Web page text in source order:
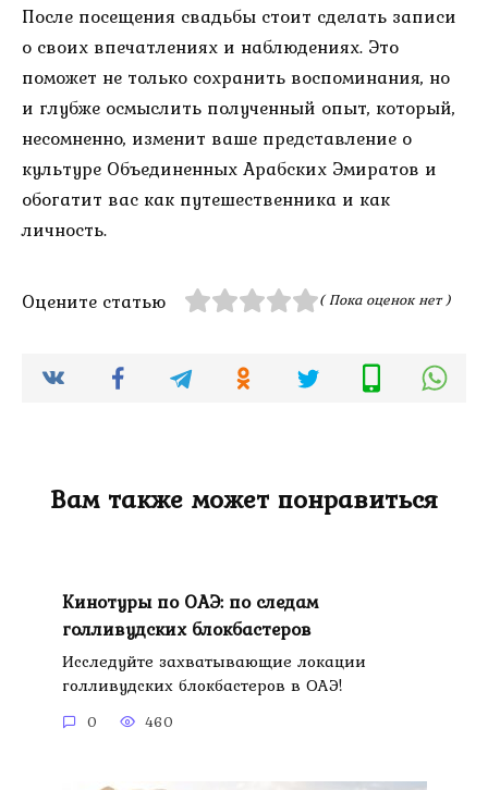
После посещения свадьбы стоит сделать записи
о своих впечатлениях и наблюдениях. Это
поможет не только сохранить воспоминания, но
и глубже осмыслить полученный опыт, который,
несомненно, изменит ваше представление о
культуре Объединенных Арабских Эмиратов и
обогатит вас как путешественника и как
личность.
Оцените статью ( Пока оценок нет )
Вам также может понравиться
Кинотуры по ОАЭ: по следам
голливудских блокбастеров
Исследуйте захватывающие локации
голливудских блокбастеров в ОАЭ!
0 460